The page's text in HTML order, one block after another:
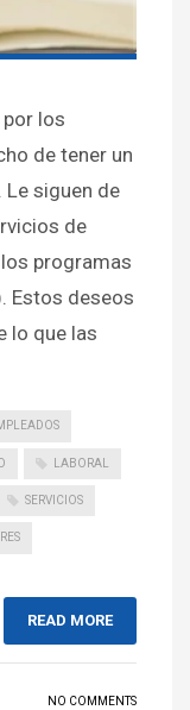
los
de tener un
siguen de
de
programas
Estos deseos
lo que las
LABORAL
SERVICIOS
READ MORE
NO COMMENTS